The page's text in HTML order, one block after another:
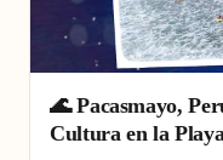
🌊 Pacasmayo,
Cultura en la